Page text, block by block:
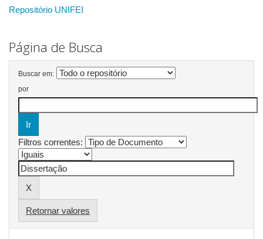
Repositório UNIFEI
Página de Busca
Buscar em:
por
Filtros correntes:
Retornar valores